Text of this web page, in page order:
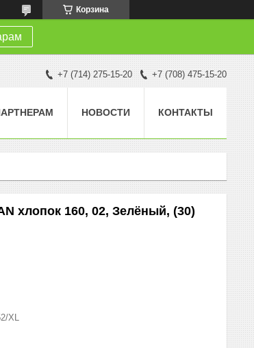
Корзина
+7 (714) 275-15-20 +7 (708) 475-15-20
НОВОСТИ КОНТАКТЫ
хлопок 160, 02, Зелёный, (30)
XL